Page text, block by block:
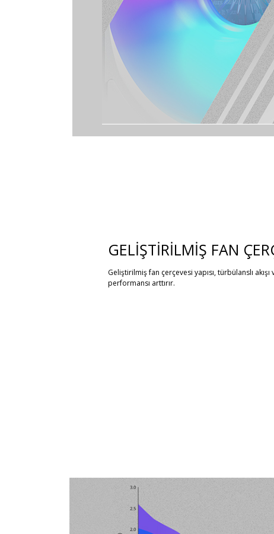
GELİŞTİRİLMİŞ FAN
Geliştirilmiş fan çerçevesi yapısı, türbülanslı
performansı arttırır.